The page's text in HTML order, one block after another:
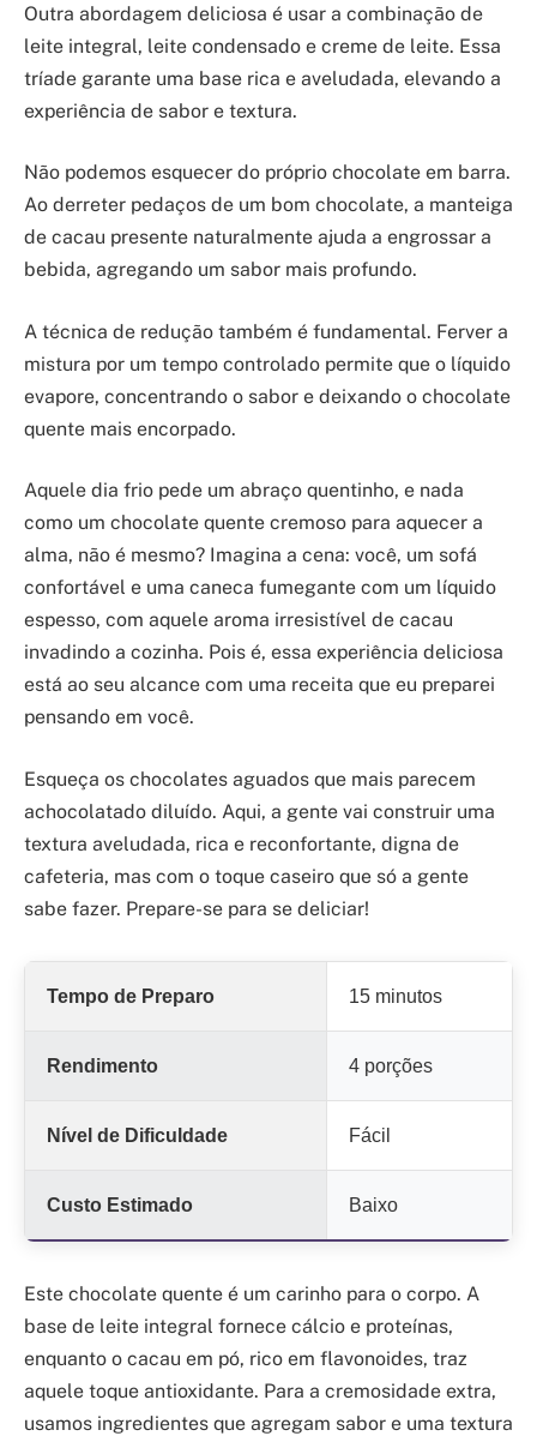
Outra abordagem deliciosa é usar a combinação de
leite integral, leite condensado e creme de leite. Essa
tríade garante uma base rica e aveludada, elevando a
experiência de sabor e textura.
Não podemos esquecer do próprio chocolate em barra.
Ao derreter pedaços de um bom chocolate, a manteiga
de cacau presente naturalmente ajuda a engrossar a
bebida, agregando um sabor mais profundo.
A técnica de redução também é fundamental. Ferver a
mistura por um tempo controlado permite que o líquido
evapore, concentrando o sabor e deixando o chocolate
quente mais encorpado.
Aquele dia frio pede um abraço quentinho, e nada
como um chocolate quente cremoso para aquecer a
alma, não é mesmo? Imagina a cena: você, um sofá
confortável e uma caneca fumegante com um líquido
espesso, com aquele aroma irresistível de cacau
invadindo a cozinha. Pois é, essa experiência deliciosa
está ao seu alcance com uma receita que eu preparei
pensando em você.
Esqueça os chocolates aguados que mais parecem
achocolatado diluído. Aqui, a gente vai construir uma
textura aveludada, rica e reconfortante, digna de
cafeteria, mas com o toque caseiro que só a gente
sabe fazer. Prepare-se para se deliciar!
Tempo de Preparo 15 minutos
Rendimento 4 porções
Nível de Dificuldade Fácil
Custo Estimado Baixo
Este chocolate quente é um carinho para o corpo. A
base de leite integral fornece cálcio e proteínas,
enquanto o cacau em pó, rico em flavonoides, traz
aquele toque antioxidante. Para a cremosidade extra,
usamos ingredientes que agregam sabor e uma textura